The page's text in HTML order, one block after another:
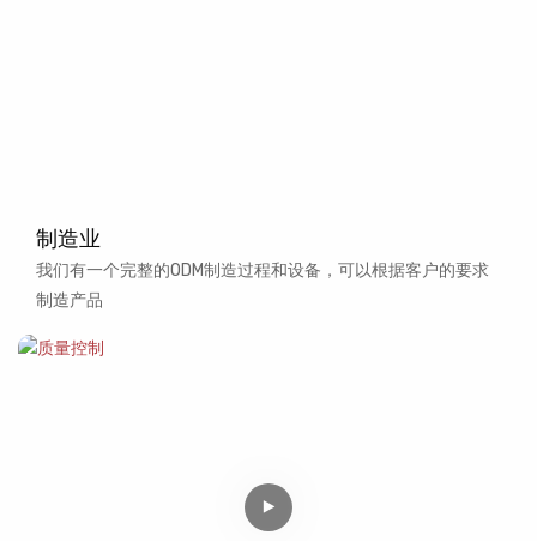
制造业
我们有一个完整的ODM制造过程和设备，可以根据客户的要求
制造产品